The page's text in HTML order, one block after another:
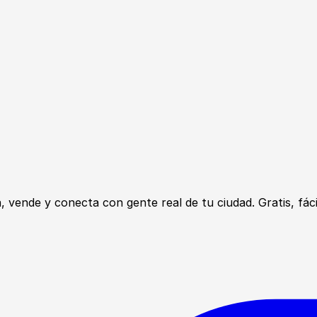
y conecta con gente real de tu ciudad. Gratis,